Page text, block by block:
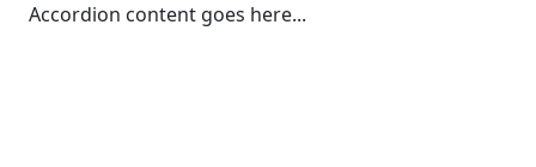
Accordion content goes here...